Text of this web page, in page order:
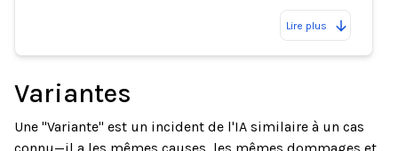
Lire plus
Variantes
Une "Variante" est un incident de l'IA similaire à un cas